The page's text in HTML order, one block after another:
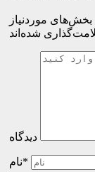
بخش‌های موردنیاز
دیدگاه
نام*